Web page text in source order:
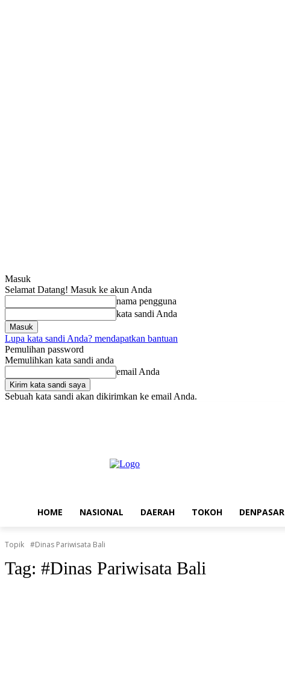
Masuk
Selamat Datang! Masuk ke akun Anda
nama pengguna
kata sandi Anda
Lupa kata sandi Anda? mendapatkan bantuan
Pemulihan password
Memulihkan kata sandi anda
email Anda
Sebuah kata sandi akan dikirimkan ke email Anda.
HOME NASIONAL DAERAH TOKOH DENPASAR
Topik #Dinas Pariwisata Bali
Tag: #Dinas Pariwisata Bali